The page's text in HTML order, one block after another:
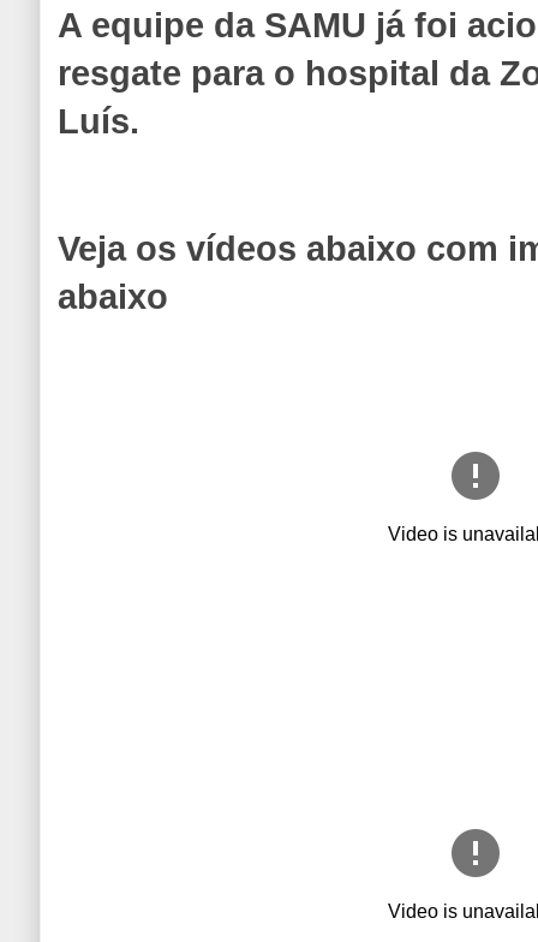
A equipe da SAMU já foi
resgate para o hospital da
Luís.
Veja os vídeos abaixo com
abaixo